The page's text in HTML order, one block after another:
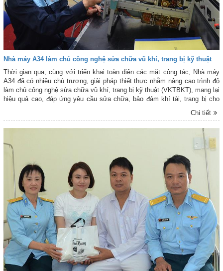
Nhà máy A34 làm chủ công nghệ sửa chữa vũ khí, trang bị kỹ thuật
Thời gian qua, cùng với triển khai toàn diện các mặt công tác, Nhà máy
A34 đã có nhiều chủ trương, giải pháp thiết thực nhằm nâng cao trình độ
làm chủ công nghệ sửa chữa vũ khí, trang bị kỹ thuật (VKTBKT), mang lại
hiệu quả cao, đáp ứng yêu cầu sửa chữa, bảo đảm khí tài, trang bị cho
Chi tiết